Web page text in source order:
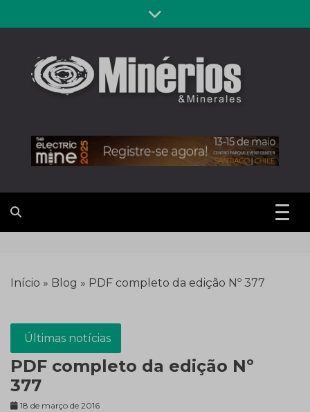
to
Revista
Minérios &
Minerales
Início » Blog » PDF completo da edição Nº 377
Últimas notícias
PDF completo da edição Nº
377
18 de março de 2016